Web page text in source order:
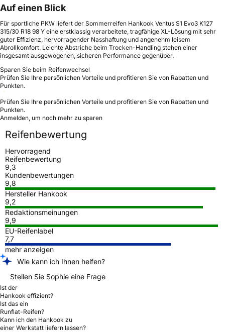
Auf einen Blick
Für sportliche PKW liefert der Sommerreifen Hankook Ventus S1 Evo3 K127
315/30 R18 98 Y eine erstklassig verarbeitete, tragfähige XL-Lösung mit sehr
guter Effizienz, hervorragender Nasshaftung und angenehm leisem
Abrollkomfort. Leichte Abstriche beim Trocken-Handling stehen einer
insgesamt ausgewogenen, sicheren Performance gegenüber.
Sparen Sie beim Reifenwechsel
Prüfen Sie Ihre persönlichen Vorteile und profitieren Sie von Rabatten und
Punkten.
Prüfen Sie Ihre persönlichen Vorteile und profitieren Sie von Rabatten und
Punkten.
Anmelden, um noch mehr zu sparen
Reifenbewertung
Hervorragend
Reifenbewertung
9,3
Kundenbewertungen
9,8
Hersteller Hankook
9,2
Redaktionsmeinungen
9,9
EU-Reifenlabel
7,7
mehr anzeigen
Wie kann ich Ihnen helfen?
Stellen Sie Sophie eine Frage
Ist der
Hankook effizient?
Ist das ein
Runflat-Reifen?
Kann ich den Hankook zu
einer Werkstatt liefern lassen?